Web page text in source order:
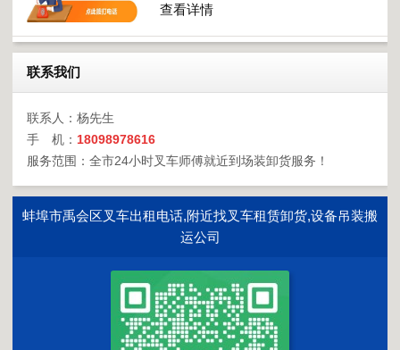
查看详情
联系我们
联系人：杨先生
手 机： 18098978616
服务范围：全市24小时叉车师傅就近到场装卸货服务！
蚌埠市禹会区叉车出租电话,附近找叉车租赁卸货,设备吊装搬
运公司